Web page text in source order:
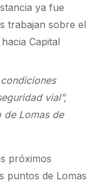
ya fue
trabajan sobre el
Capital
vial”,
de Lomas de
próximos
puntos de Lomas